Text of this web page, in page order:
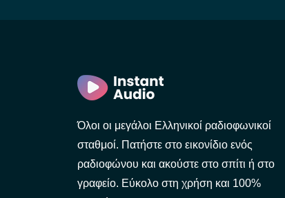
Όλοι οι μεγάλοι Ελληνικοί ραδιοφωνικοί
σταθμοί. Πατήστε στο εικονίδιο ενός
ραδιοφώνου και ακούστε στο σπίτι ή στο
γραφείο. Εύκολο στη χρήση και 100%